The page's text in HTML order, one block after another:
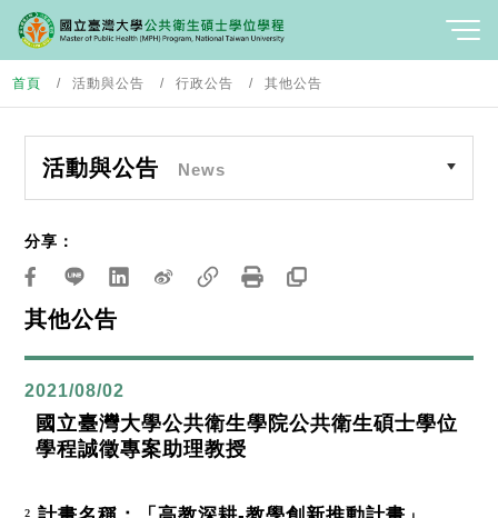
首頁 活動與公告 行政公告 其他公告
活動與公告 News
其他公告
分享：
2021/08/02
國立臺灣大學公共衛生學院公共衛生碩士學位
學程誠徵專案助理教授